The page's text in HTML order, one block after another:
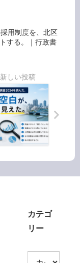
アッ
プデ
｜行
政書
士阿
部隆
昭
用制度を、北区
する。｜行政書
題
カテゴ
リー